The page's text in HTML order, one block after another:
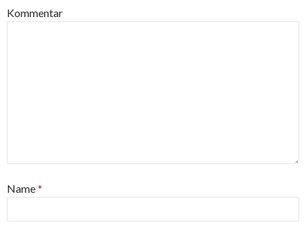
Kommentar
Name*